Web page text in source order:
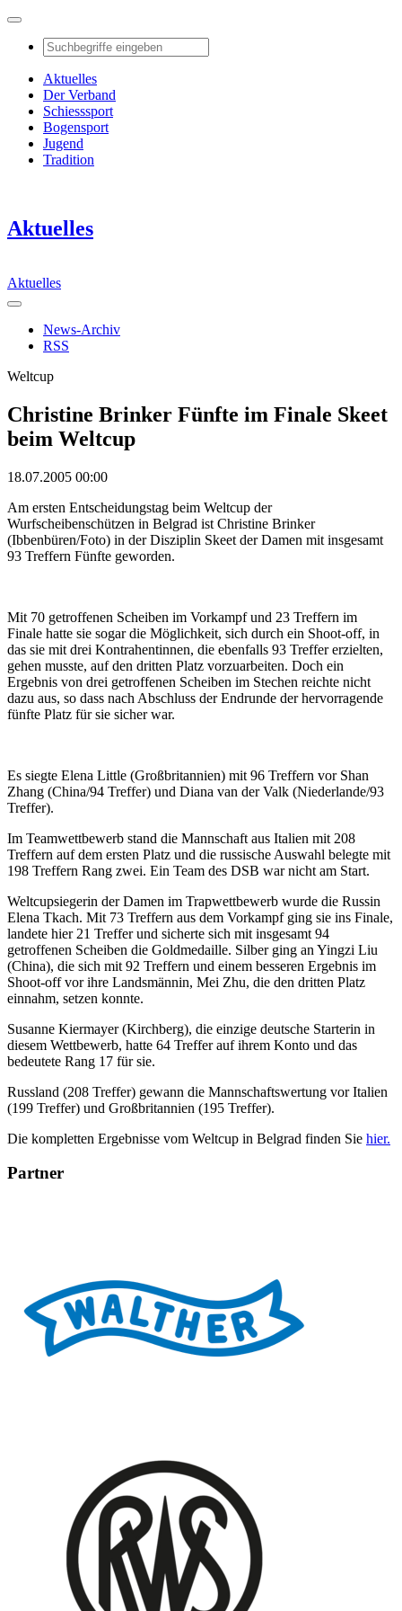
Aktuelles
Der Verband
Schiesssport
Bogensport
Jugend
Tradition
Aktuelles
Aktuelles
News-Archiv
RSS
Weltcup
Christine Brinker Fünfte im Finale Skeet
beim Weltcup
18.07.2005 00:00
Am ersten Entscheidungstag beim Weltcup der
Wurfscheibenschützen in Belgrad ist Christine Brinker
(Ibbenbüren/Foto) in der Disziplin Skeet der Damen mit insgesamt
93 Treffern Fünfte geworden.
Mit 70 getroffenen Scheiben im Vorkampf und 23 Treffern im
Finale hatte sie sogar die Möglichkeit, sich durch ein Shoot-off, in
das sie mit drei Kontrahentinnen, die ebenfalls 93 Treffer erzielten,
gehen musste, auf den dritten Platz vorzuarbeiten. Doch ein
Ergebnis von drei getroffenen Scheiben im Stechen reichte nicht
dazu aus, so dass nach Abschluss der Endrunde der hervorragende
fünfte Platz für sie sicher war.
Es siegte Elena Little (Großbritannien) mit 96 Treffern vor Shan
Zhang (China/94 Treffer) und Diana van der Valk (Niederlande/93
Treffer).
Im Teamwettbewerb stand die Mannschaft aus Italien mit 208
Treffern auf dem ersten Platz und die russische Auswahl belegte mit
198 Treffern Rang zwei. Ein Team des DSB war nicht am Start.
Weltcupsiegerin der Damen im Trapwettbewerb wurde die Russin
Elena Tkach. Mit 73 Treffern aus dem Vorkampf ging sie ins Finale,
landete hier 21 Treffer und sicherte sich mit insgesamt 94
getroffenen Scheiben die Goldmedaille. Silber ging an Yingzi Liu
(China), die sich mit 92 Treffern und einem besseren Ergebnis im
Shoot-off vor ihre Landsmännin, Mei Zhu, die den dritten Platz
einnahm, setzen konnte.
Susanne Kiermayer (Kirchberg), die einzige deutsche Starterin in
diesem Wettbewerb, hatte 64 Treffer auf ihrem Konto und das
bedeutete Rang 17 für sie.
Russland (208 Treffer) gewann die Mannschaftswertung vor Italien
(199 Treffer) und Großbritannien (195 Treffer).
Die kompletten Ergebnisse vom Weltcup in Belgrad finden Sie hier.
Partner